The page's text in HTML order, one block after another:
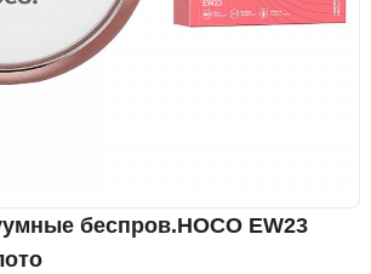
беспров.HOCO EW23